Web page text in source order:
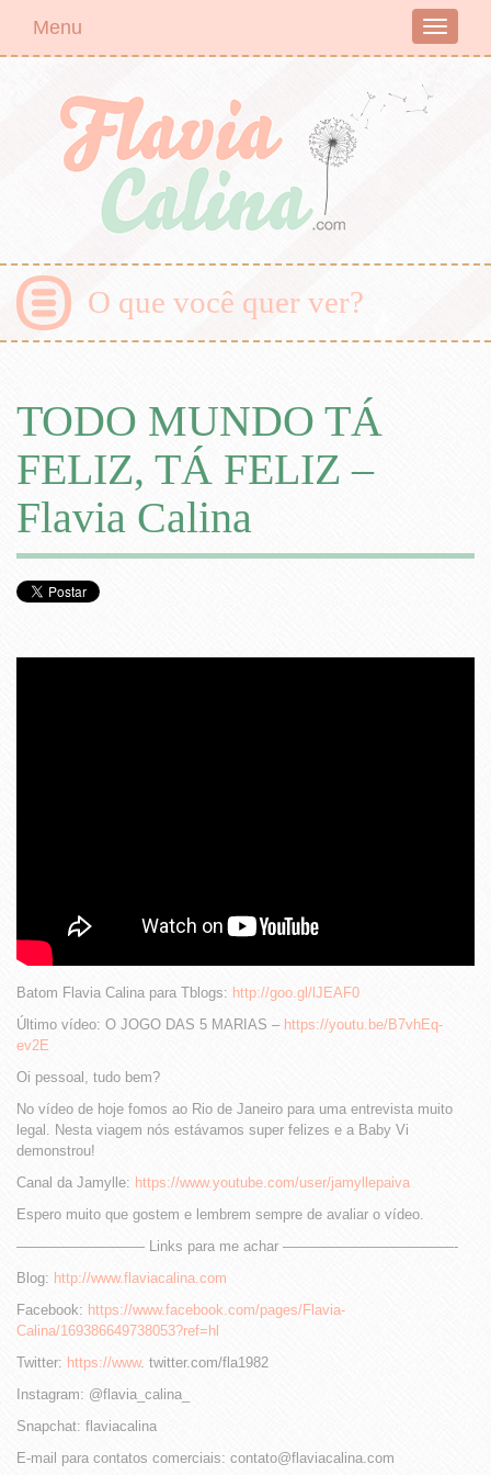
Toggle
Menu
O que você quer ver?
TODO MUNDO TÁ
FELIZ, TÁ FELIZ –
Flavia Calina
Batom Flavia Calina para Tblogs: http://goo.gl/lJEAF0
Último vídeo: O JOGO DAS 5 MARIAS – https://youtu.be/B7vhEq-
ev2E
Oi pessoal, tudo bem?
No vídeo de hoje fomos ao Rio de Janeiro para uma entrevista muito
legal. Nesta viagem nós estávamos super felizes e a Baby Vi
demonstrou!
Canal da Jamylle: https://www.youtube.com/user/jamyllepaiva
Espero muito que gostem e lembrem sempre de avaliar o vídeo.
————————— Links para me achar ————————————-
Blog: http://www.flaviacalina.com
Facebook: https://www.facebook.com/pages/Flavia-
Calina/169386649738053?ref=hl
Twitter: https://www. twitter.com/fla1982
Instagram: @flavia_calina_
Snapchat: flaviacalina
E-mail para contatos comerciais: contato@flaviacalina.com